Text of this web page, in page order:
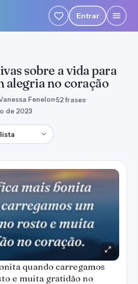
Entrar
sobre a vida para
alegria no coração
Fenelon·52 frases·
de 2023
quando carregamos
e muita gratidão no